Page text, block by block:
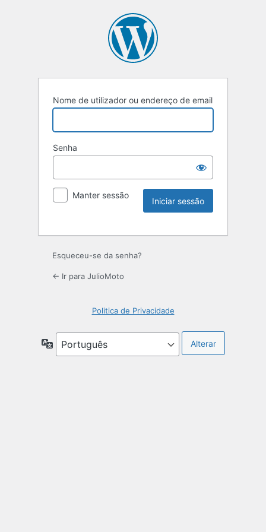
Nome de utilizador ou endereço de email
Senha
Manter sessão
Esqueceu-se da senha?
← Ir para JulioMoto
Politica de Privacidade
Idioma